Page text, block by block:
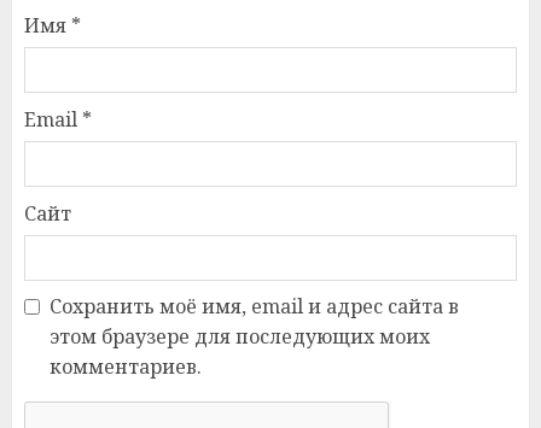
Имя *
Email *
Сайт
Сохранить моё имя, email и адрес сайта в
этом браузере для последующих моих
комментариев.